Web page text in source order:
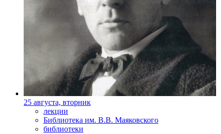
25 августа, вторник
лекции
Библиотека им. В.В. Маяковского
библиотеки